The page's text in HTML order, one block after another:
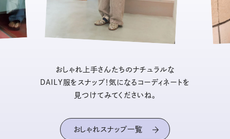
おしゃれ上手さんたちのナチュラルな
DAILY服をスナップ！気になるコーディネートを
見つけてみてくださいね。
おしゃれスナップ一覧